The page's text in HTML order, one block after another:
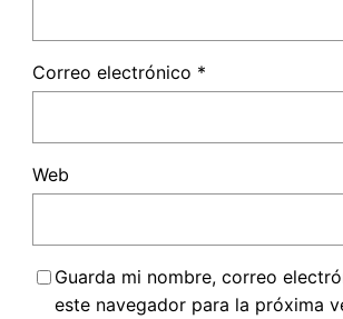
Correo electrónico *
Web
Guarda mi nombre, correo
este navegador para la próxima